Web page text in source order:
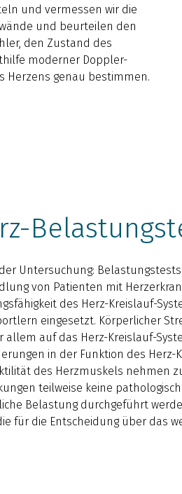
und vermessen wir die
und beurteilen den
den Zustand des
moderner Doppler-
Herzens genau bestimmen.
Untersuchung:
von Patienten mit
des Herz-Kreislauf-
eingesetzt. Körperlicher
allem auf das Herz-Kreislauf-
in der Funktion des
des Herzmuskels nehmen
teilweise keine
Belastung durchgeführt
für die Entscheidung über das